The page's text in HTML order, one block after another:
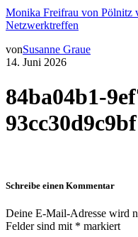
Monika Freifrau von Pölnitz
Netzwerktreffen
vonSusanne Graue
14. Juni 2026
84ba04b1-
93cc30d9c9bf
Schreibe einen Kommentar
Deine E-Mail-Adresse wird
Felder sind mit * markiert